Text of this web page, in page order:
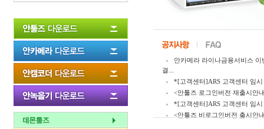
안카메라 라이나금융서비스 이
결...
*[고객센터]ARS 고객센터 임시
<안툴즈 로그인버전 재출시안
*[고객센터]ARS 고객센터 임시
<안툴즈 비로그인버전 출시안